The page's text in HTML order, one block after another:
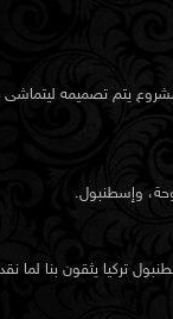
يتم تصميمه ليتماشى
وإسطنبول.
تركيا يثقون بنا